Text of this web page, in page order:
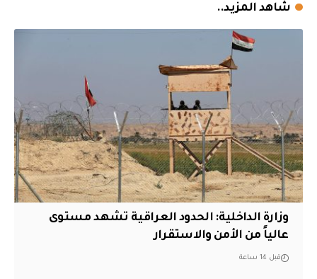
شاهد المزيد..
وزارة الداخلية: الحدود العراقية تشهد مستوى
عالياً من الأمن والاستقرار
قبل 14 ساعة